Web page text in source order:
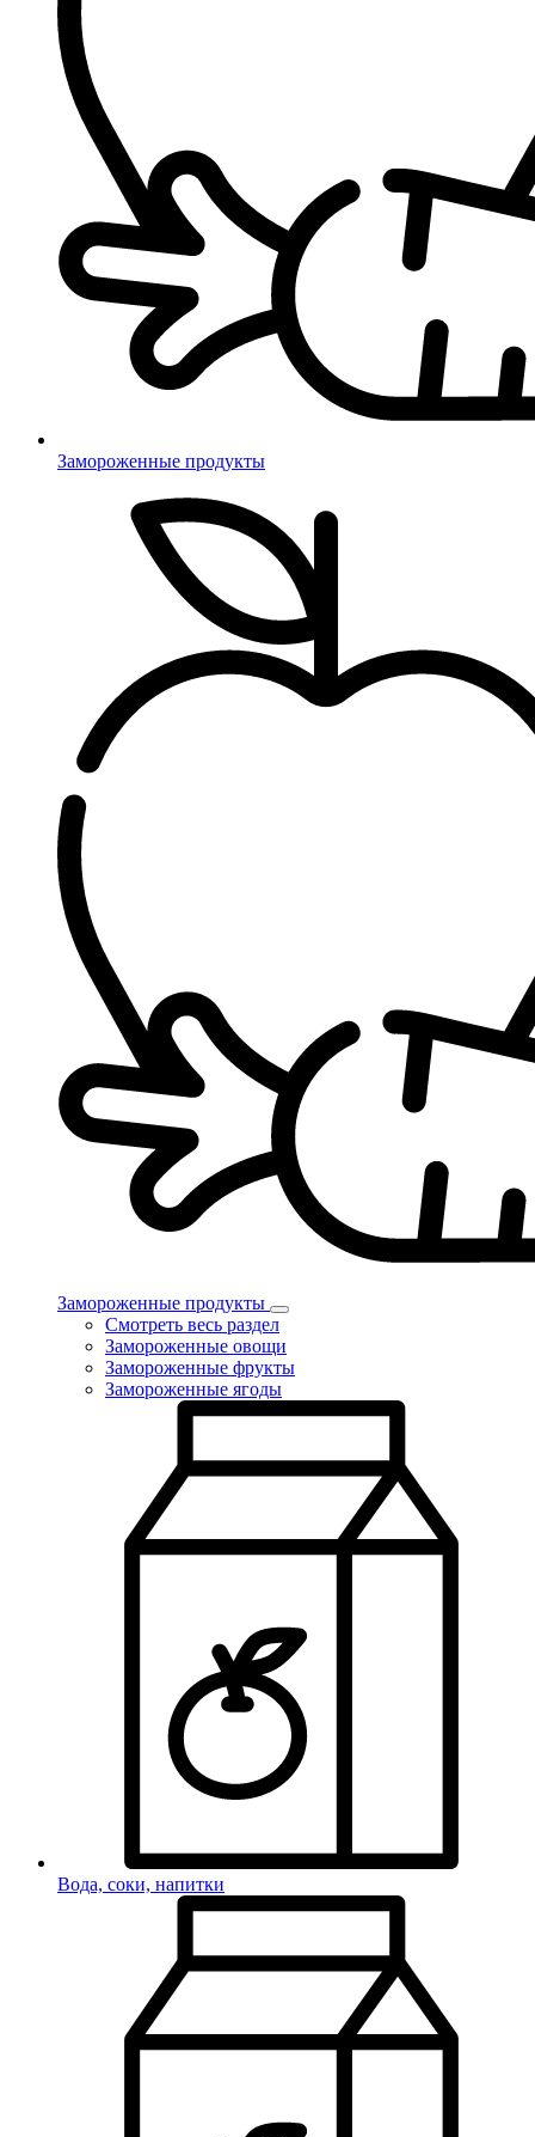
Замороженные продукты
Замороженные продукты
Смотреть весь раздел
Замороженные овощи
Замороженные фрукты
Замороженные ягоды
Вода, соки, напитки